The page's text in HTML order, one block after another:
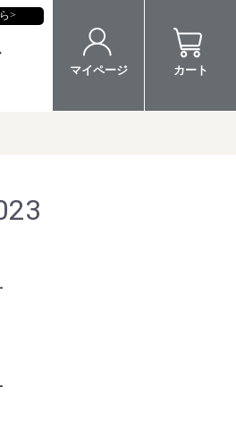
マイページ カート